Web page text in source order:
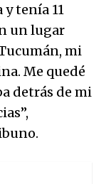
tenía 11
un lugar
mi
Me quedé
detrás de mi